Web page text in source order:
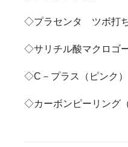
◇プラセンタ ツボ打
◇サリチル酸マクロゴ
◇C－プラス（ピンク）
◇カーボンピーリング（